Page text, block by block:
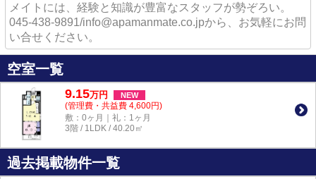
メイトには、経験と知識が豊富なスタッフが勢ぞろい。
045-438-9891/info@apamanmate.co.jpから、お気軽にお問
い合せください。
空室一覧
9.15万円 NEW
(管理費・共益費 4,600円)
敷：0ヶ月｜礼：1ヶ月
3階 / 1LDK / 40.20㎡
過去掲載物件一覧